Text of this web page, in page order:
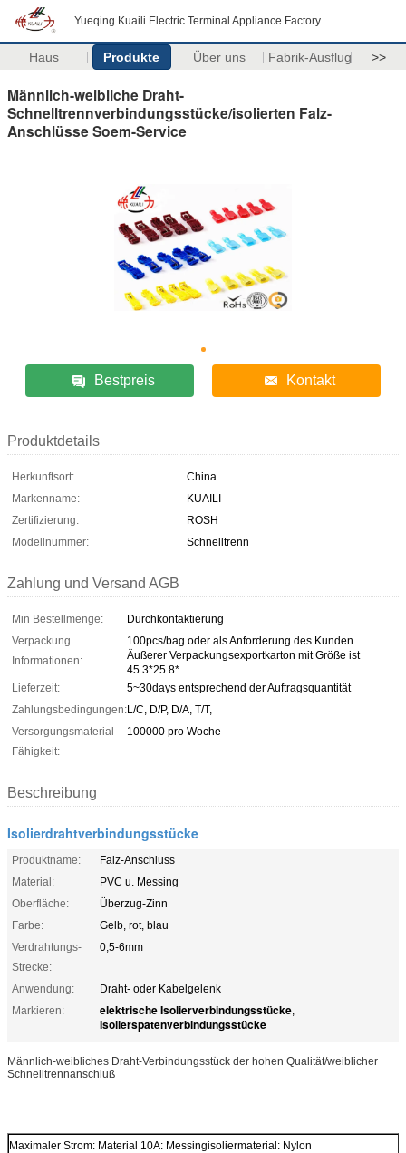
Yueqing Kuaili Electric Terminal Appliance Factory
Haus Produkte Über uns Fabrik-Ausflug >>
Männlich-weibliche Draht-
Schnelltrennverbindungsstücke/isolierten Falz-
Anschlüsse Soem-Service
Bestpreis Kontakt
Produktdetails
Herkunftsort:
China
Markenname:
KUAILI
Zertifizierung:
ROSH
Modellnummer:
Schnelltrenn
Zahlung und Versand AGB
Min Bestellmenge:
Durchkontaktierung
Verpackung
Informationen:
100pcs/bag oder als Anforderung des Kunden.
Äußerer Verpackungsexportkarton mit Größe ist
45.3*25.8*
Lieferzeit:
5~30days entsprechend der Auftragsquantität
Zahlungsbedingungen:L/C, D/P, D/A, T/T,
Versorgungsmaterial-
Fähigkeit:
100000 pro Woche
Beschreibung
Isolierdrahtverbindungsstücke
Produktname:
Falz-Anschluss
Material:
PVC u. Messing
Oberfläche:
Überzug-Zinn
Farbe:
Gelb, rot, blau
Verdrahtungs-
Strecke:
0,5-6mm
Anwendung:
Draht- oder Kabelgelenk
Markieren:
elektrische Isolierverbindungsstücke,
Isolierspatenverbindungsstücke
Männlich-weibliches Draht-Verbindungsstück der hohen Qualität/weiblicher
Schnelltrennanschluß
Maximaler Strom: Material 10A: Messingisoliermaterial: Nylon